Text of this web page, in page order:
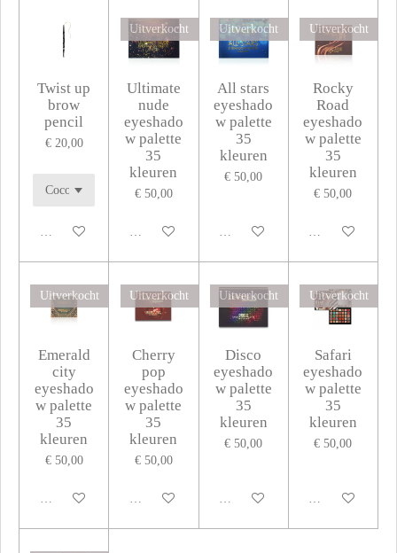
Twist up
brow
pencil
€ 20,00
In winkelwagen
Uitverkocht
Ultimate
nude
eyeshado
w palette
35
kleuren
€ 50,00
Houd mij op de hoogte
Uitverkocht
All stars
eyeshado
w palette
35
kleuren
€ 50,00
Houd mij op de hoogte
Uitverkocht
Rocky
Road
eyeshado
w palette
35
kleuren
€ 50,00
Houd mij op de
Uitverkocht
Emerald
city
eyeshado
w palette
35
kleuren
€ 50,00
Houd mij op de hoogte
Uitverkocht
Cherry
pop
eyeshado
w palette
35
kleuren
€ 50,00
Houd mij op de hoogte
Uitverkocht
Disco
eyeshado
w palette
35
kleuren
€ 50,00
Houd mij op de hoogte
Uitverkocht
Safari
eyeshado
w palette
35
kleuren
€ 50,00
Houd mij op de